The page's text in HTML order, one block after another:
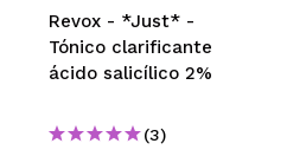
Revox - *Just* -
Tónico clarificante
ácido salicílico 2%
(3)